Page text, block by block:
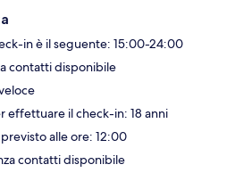
in è il seguente: 15:00-24:00
contatti disponibile
effettuare il check-in: 18 anni
alle ore: 12:00
contatti disponibile